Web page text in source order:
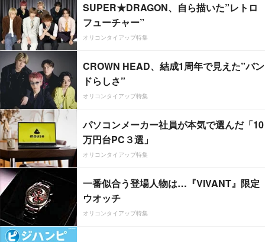
SUPER★DRAGON、自ら描いた”レトロ
フューチャー”
オリコンタイアップ特集
CROWN HEAD、結成1周年で見えた”バン
ドらしさ”
オリコンタイアップ特集
パソコンメーカー社員が本気で選んだ「10
万円台PC３選」
オリコンタイアップ特集
一番似合う登場人物は…『VIVANT』限定
ウオッチ
オリコンタイアップ特集